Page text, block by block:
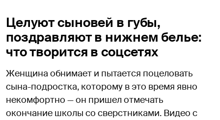
Целуют сыновей в губы,
поздравляют в нижнем белье:
что творится в соцсетях
Женщина обнимает и пытается поцеловать
сына-подростка, которому в это время явно
некомфортно — он пришел отмечать
окончание школы со сверстниками. Видео с